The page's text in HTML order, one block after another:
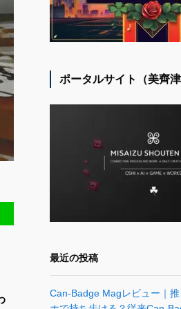
ポータルサイト（美齊
最近の投稿
Can-Badge Magレビュー｜